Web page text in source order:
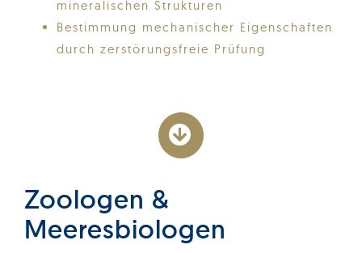
mineralischen Strukturen
Bestimmung mechanischer Eigenschaften
durch zerstörungsfreie Prüfung
Zoologen &
Meeresbiologen